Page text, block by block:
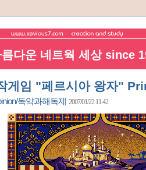
름다운 네트웍 세상 since
게임 "페르시아 왕자"
독약과해독제 2007/01/22 11:42